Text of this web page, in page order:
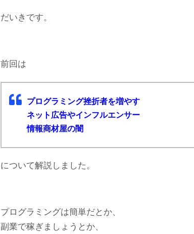
だいきです。
前回は
プログラミング挫折者を増やす
ネット広告やインフルエンサー
情報商材屋の闇
について解説しました。
プログラミングは簡単だとか、
副業で稼ぎましょうとか、